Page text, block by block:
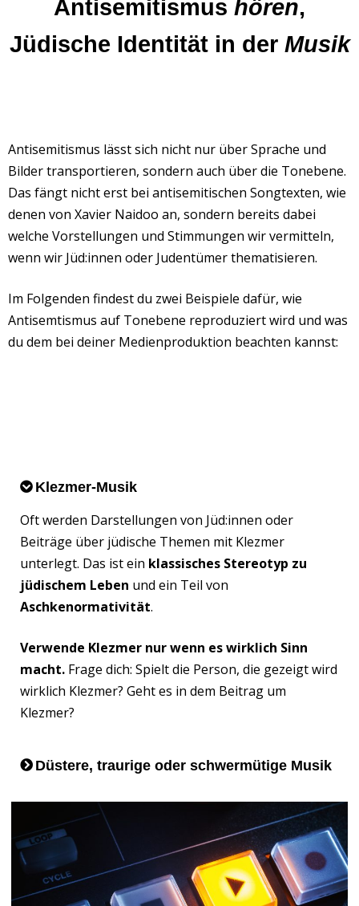
Antisemitismus hören,
Jüdische Identität in derMusik
Antisemitismus lässt sich nicht nur über Sprache und
Bilder transportieren, sondern auch über die Tonebene.
Das fängt nicht erst bei antisemitischen Songtexten, wie
denen von Xavier Naidoo an, sondern bereits dabei
welche Vorstellungen und Stimmungen wir vermitteln,
wenn wir Jüd:innen oder Judentümer thematisieren.
Im Folgenden findest du zwei Beispiele dafür, wie
Antisemtismus auf Tonebene reproduziert wird und was
du dem bei deiner Medienproduktion beachten kannst:
Klezmer-Musik
Oft werden Darstellungen von Jüd:innen oder
Beiträge über jüdische Themen mit Klezmer
unterlegt. Das ist ein klassisches Stereotyp zu
jüdischem Leben und ein Teil von
Aschkenormativität.
Verwende Klezmer nur wenn es wirklich Sinn
macht. Frage dich: Spielt die Person, die gezeigt wird
wirklich Klezmer? Geht es in dem Beitrag um
Klezmer?
Düstere, traurige oder schwermütige Musik